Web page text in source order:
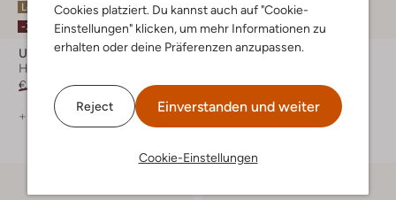
Cookies platziert. Du kannst auch auf "Cookie-
Einstellungen" klicken, um mehr Informationen zu
erhalten oder deine Präferenzen anzupassen.
Reject Einverstanden und weiter
Cookie-Einstellungen
Letzter Artikel
-30%
Ugg
Hausschuhe
€ 199,99 € 139,99
+ mehr farben
Letzter Artikel
-20%
Warmbat
€ 79,99 € 63,99
+ mehr farben